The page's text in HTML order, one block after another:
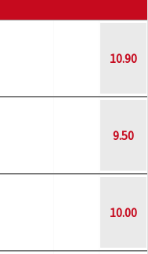
10.90
9.50
10.00